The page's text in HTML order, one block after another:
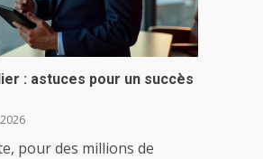
: astuces pour un succès
pour des millions de